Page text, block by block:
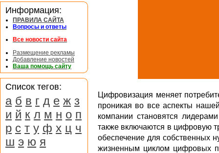
Цифровизация меняет
проникая во все аспекты
компании становятся
также включаются в цифровую
обеспечение для собственных
жизненным циклом цифровых
Информация:
ПРАВИЛА САЙТА
Вопросы и ответы
Все новости сайта
Размещение рекламы
Добавление новостей
Ваша помощь сайту
Список тегов:
а б в г д е ж з
и й к л м н о п
р с т у ф х ц ч
ш э ю я